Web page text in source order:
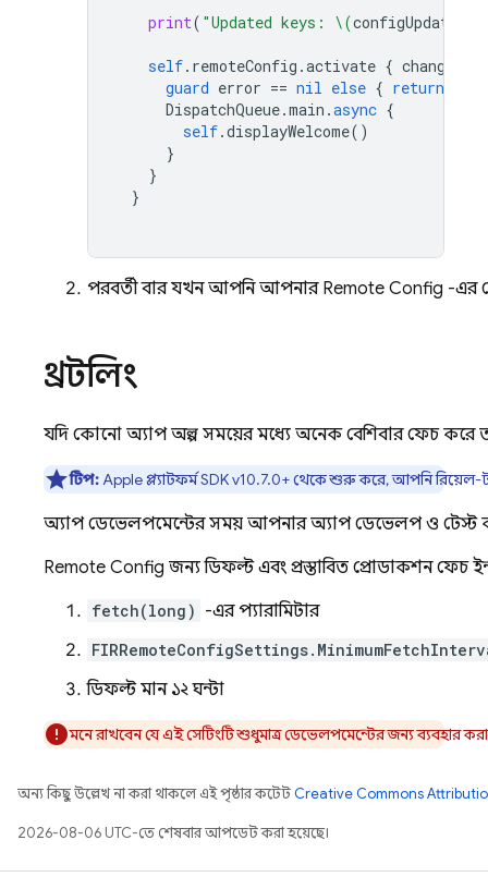
print( "Updated keys: \(configUpdate
self. remoteConfig .activate { changed
guard error == nil else { return
DispatchQueue.main .async {
self.displayWelcome()
}
}
}
পরবর্তী বার যখন আপনি আপনার Remote Config -এর
থ্রটলিং
যদি কোনো অ্যাপ অল্প সময়ের মধ্যে অনেক বেশিবার ফেচ
টিপ:Apple প্ল্যাটফর্ম SDK v10.7.0+ থেকে শুরু করে, আপনি রিয়েল-
অ্যাপ ডেভেলপমেন্টের সময়, আপনার অ্যাপ ডেভেলপ ও টেস্ট
Remote Config জন্য ডিফল্ট এবং প্রস্তাবিত প্রোডাকশন ফেচ
fetch(long) -এর প্যারামিটার
ডিফল্ট মান ১২ ঘন্টা
মনে রাখবেন যে এই সেটিংটি শুধুমাত্র ডেভেলপমেন্টের জন্য ব্যবহার
অন্য কিছু উল্লেখ না করা থাকলে, এই পৃষ্ঠার কন্টেন্টCreative Commons
2026-08-06 UTC-তে শেষবার আপডেট করা হয়েছে।